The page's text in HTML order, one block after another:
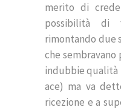
merito di
possibilità di
rimontando due
che
indubbie qualità
ace) ma va
ricezione e a